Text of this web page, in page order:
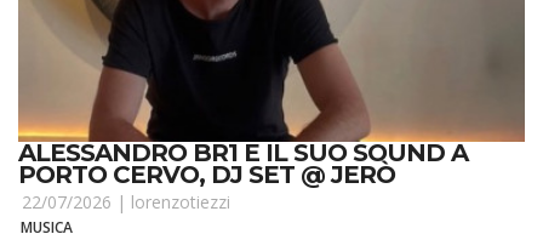
ALESSANDRO BR1 E IL SUO SOUND A
PORTO CERVO, DJ SET @ JERÒ
22/07/2026 | lorenzotiezzi
MUSICA